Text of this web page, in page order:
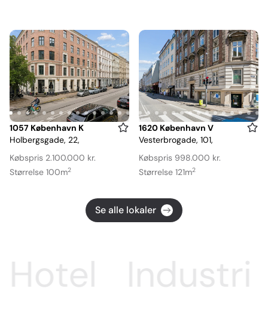
Item
1
of
15
1057 København K
Holbergsgade, 22,
Købspris 2.100.000 kr.
Størrelse 100m2
Item
1
of
17
1620 København V
Vesterbrogade, 101,
Købspris 998.000 kr.
Størrelse 121m2
Se alle lokaler